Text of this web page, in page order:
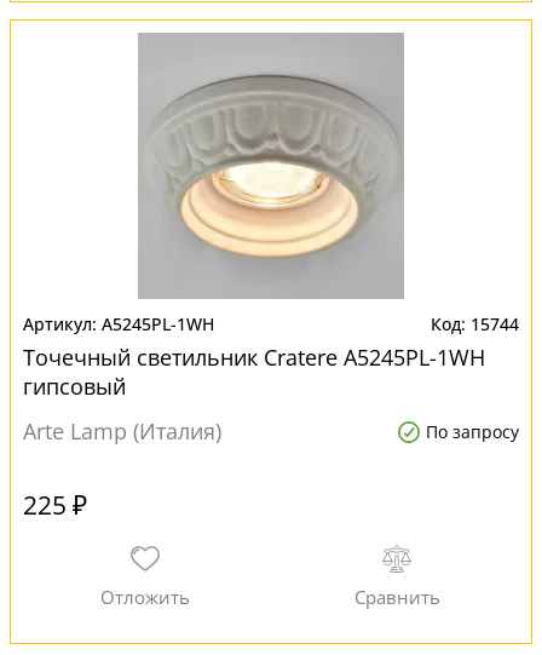
A5245PL-1WH 15744
Точечный светильник Cratere A5245PL-1WH
гипсовый
Arte Lamp (Италия)
По запросу
225 ₽